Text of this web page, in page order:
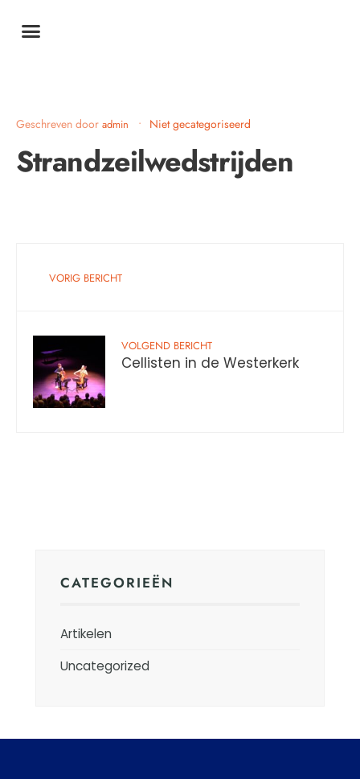
Geschreven door admin • Niet gecategoriseerd
Strandzeilwedstrijden
VORIG BERICHT
VOLGEND BERICHT
Cellisten in de Westerkerk
CATEGORIEËN
Artikelen
Uncategorized